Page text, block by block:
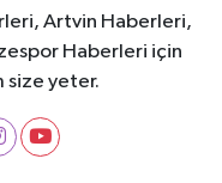
Artvin Haberleri,
Haberleri için
yeter.